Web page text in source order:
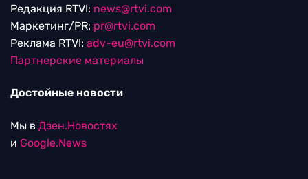
Редакция RTVI: news@rtvi.com
Маркетинг/PR: pr@rtvi.com
Реклама RTVI: adv-eu@rtvi.com
Партнерские материалы
Достойные новости
Мы в Дзен.Новостях
и Google.News